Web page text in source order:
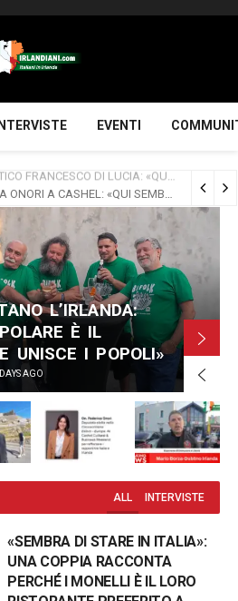
INTERVISTE EVENTI
L’IRLANDA:
È IL
UNISCE I POPOLI»
AGO
ALL INTERVISTE
«SEMBRA DI STARE IN ITALIA»:
UNA COPPIA RACCONTA
PERCHÉ I MONELLI È IL LORO